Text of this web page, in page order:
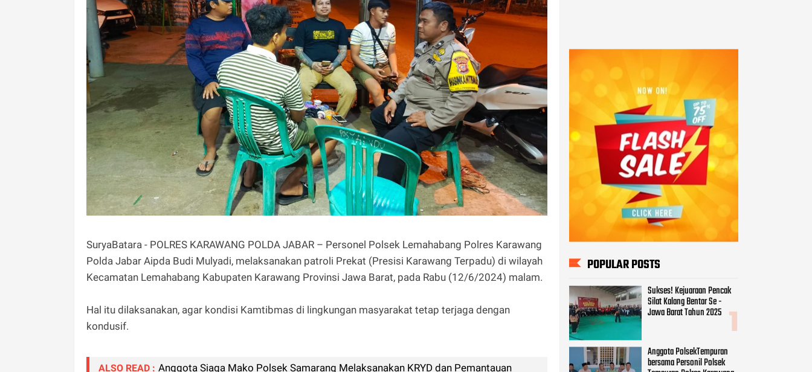
SuryaBatara - POLRES KARAWANG POLDA JABAR – Personel Polsek Lemahabang Polres Karawang
Polda Jabar Aipda Budi Mulyadi, melaksanakan patroli Prekat (Presisi Karawang Terpadu) di wilayah
Kecamatan Lemahabang Kabupaten Karawang Provinsi Jawa Barat, pada Rabu (12/6/2024) malam.
Hal itu dilaksanakan, agar kondisi Kamtibmas di lingkungan masyarakat tetap terjaga dengan
kondusif.
ALSO READ : Anggota Siaga Mako Polsek Samarang Melaksanakan KRYD dan Pemantauan
POPULAR POSTS
Sukses! Kejuaraan Pencak
Silat Kalang Bentar Se -
Jawa Barat Tahun 2025
Anggota PolsekTempuran
bersama Personil Polsek